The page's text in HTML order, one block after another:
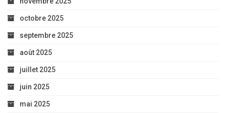
octobre 2025
septembre 2025
août 2025
juillet 2025
juin 2025
mai 2025